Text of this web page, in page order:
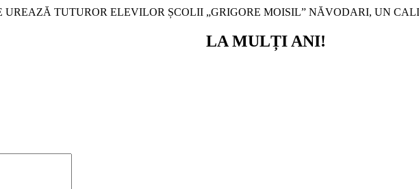
TUTUROR ELEVILOR ȘCOLII „GRIGORE MOISIL” NĂVODARI, UN
LA MULȚI ANI!